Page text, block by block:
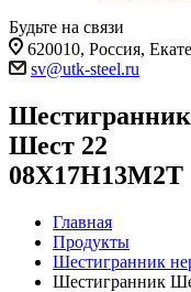
Будьте на связи
620010, Россия,
sv@utk-steel.ru
Шестигранник
Шест 22
08Х17Н13М2Т
Главная
Продукты
Шестигранник
Шестигранник